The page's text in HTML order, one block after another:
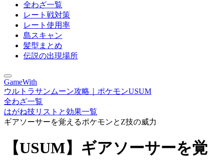
全わざ一覧
レート戦対策
レート使用率
島スキャン
髪型まとめ
伝説の出現場所
GameWith
ウルトラサンムーン攻略｜ポケモンUSUM
全わざ一覧
はがね技リストと効果一覧
ギアソーサーを覚えるポケモンとZ技の威力
【USUM】ギアソーサーを覚